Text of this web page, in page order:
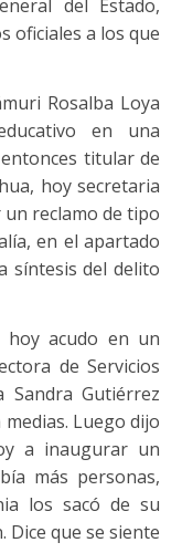
del Estado,
oficiales a los que
Rosalba Loya
en una
titular de
hoy secretaria
reclamo de tipo
en el apartado
síntesis del delito
hoy acudo en un
de Servicios
Sandra Gutiérrez
Luego dijo
a inaugurar un
más personas,
los sacó de su
Dice que se siente